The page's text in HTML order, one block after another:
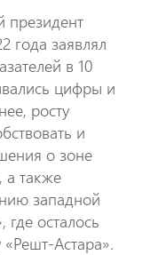
президент
года заявлял
в 10
цифры и
росту
и
о зоне
а также
западной
осталось
Астара».